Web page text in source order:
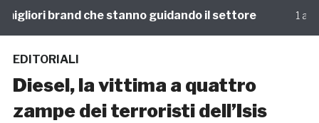
brand che stanno guidando il settore 1 annofa
EDITORIALI
Diesel, la vittima a quattro
zampe dei terroristi dell’Isis